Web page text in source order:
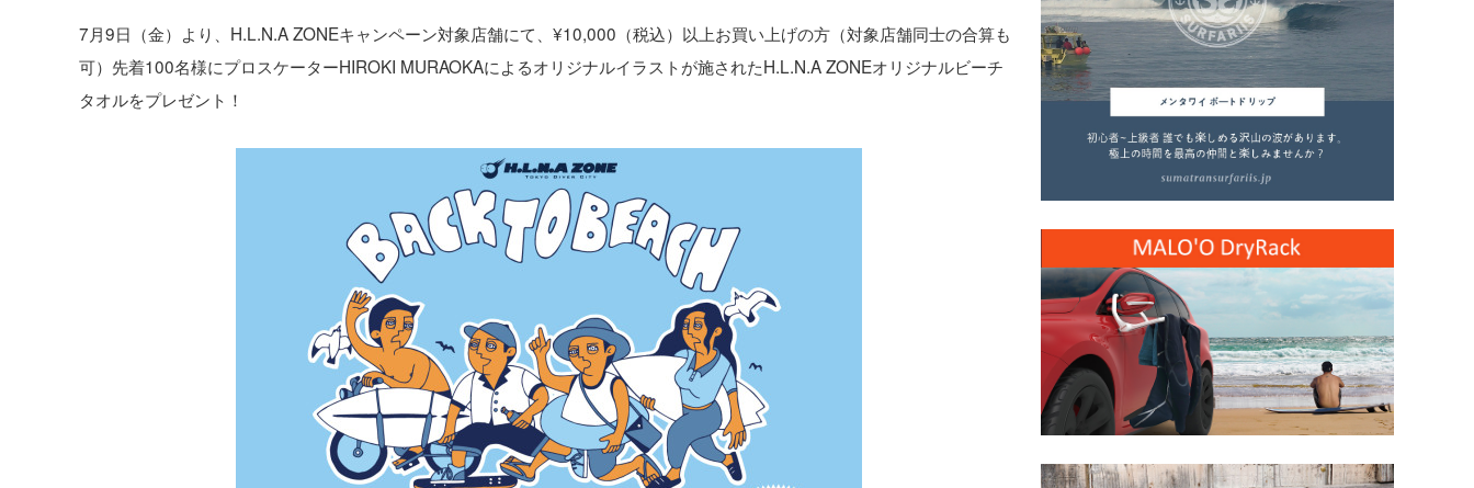
7月9日（金）より、H.L.N.A ZONEキャンペーン対象店舗にて、¥10,000（税込）以上お買い上げの方（対象店舗同士の合算も
可）先着100名様にプロスケーターHIROKI MURAOKAによるオリジナルイラストが施されたH.L.N.A ZONEオリジナルビーチ
タオルをプレゼント！